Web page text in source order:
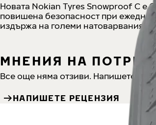
Новата Nokian Tyres Snowproof C е
повишена безопасност при
издържа на големи натоварвания и
МНЕНИЯ НА
Все още няма отзиви. Напишете
НАПИШЕТЕ РЕЦЕНЗИЯ